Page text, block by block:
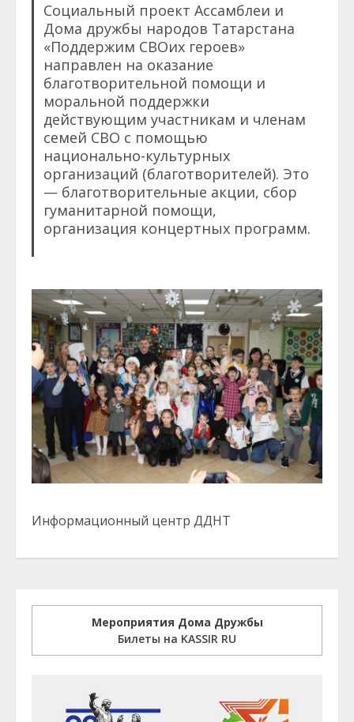
Социальный проект Ассамблеи и
Дома дружбы народов Татарстана
«Поддержим СВОих героев»
направлен на оказание
благотворительной помощи и
моральной поддержки
действующим участникам и членам
семей СВО с помощью
национально-культурных
организаций (благотворителей). Это
— благотворительные акции, сбор
гуманитарной помощи,
организация концертных программ.
Информационный центр ДДНТ
Мероприятия Дома Дружбы
Билеты на KASSIR RU